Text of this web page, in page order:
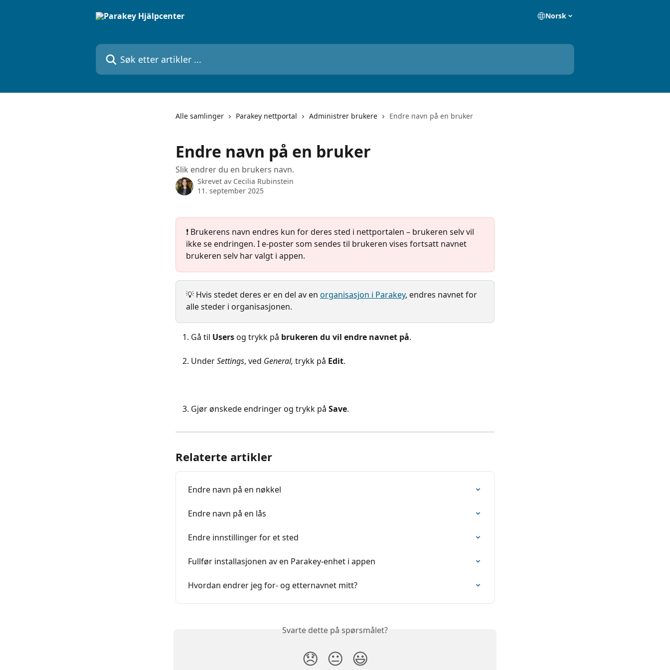
Norsk
Søk etter artikler ...
Alle samlinger Parakey nettportal Administrer brukere Endre navn på en bruker
Endre navn på en bruker
Slik endrer du en brukers navn.
Skrevet av Cecilia Rubinstein
11. september 2025
❗️ Brukerens navn endres kun for deres sted i nettportalen – brukeren selv vil
ikke se endringen. I e-poster som sendes til brukeren vises fortsatt navnet
brukeren selv har valgt i appen.
💡 Hvis stedet deres er en del av en organisasjon i Parakey, endres navnet for
alle steder i organisasjonen.
Gå til Users og trykk på brukeren du vil endre navnet på.
Under Settings, ved General, trykk på Edit.
Gjør ønskede endringer og trykk på Save.
Relaterte artikler
Endre navn på en nøkkel
Endre navn på en lås
Endre innstillinger for et sted
Fullfør installasjonen av en Parakey-enhet i appen
Hvordan endrer jeg for- og etternavnet mitt?
Svarte dette på spørsmålet?
😞 😐 😃